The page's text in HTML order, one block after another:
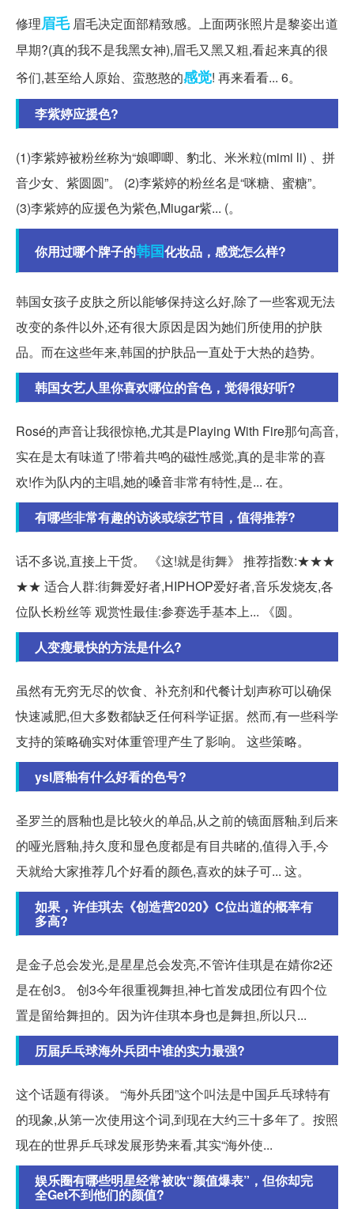
修理眉毛眉毛决定面部精致感。上面两张照片是黎姿出道
早期?(真的我不是我黑女神),眉毛又黑又粗,看起来真的很
爷们,甚至给人原始、蛮憨憨的感觉! 再来看看... 6。
李紫婷应援色?
(1)李紫婷被粉丝称为“娘唧唧、豹北、米米粒(mimi li) 、拼
音少女、紫圆圆”。 (2)李紫婷的粉丝名是“咪糖、蜜糖”。
(3)李紫婷的应援色为紫色,Miugar紫... (。
你用过哪个牌子的韩国化妆品，感觉怎么样?
韩国女孩子皮肤之所以能够保持这么好,除了一些客观无法
改变的条件以外,还有很大原因是因为她们所使用的护肤
品。而在这些年来,韩国的护肤品一直处于大热的趋势。
韩国女艺人里你喜欢哪位的音色，觉得很好听?
Rosé的声音让我很惊艳,尤其是Playing With Fire那句高音,
实在是太有味道了!带着共鸣的磁性感觉,真的是非常的喜
欢!作为队内的主唱,她的嗓音非常有特性,是... 在。
有哪些非常有趣的访谈或综艺节目，值得推荐?
话不多说,直接上干货。 《这!就是街舞》 推荐指数:★★★
★★ 适合人群:街舞爱好者,HIPHOP爱好者,音乐发烧友,各
位队长粉丝等 观赏性最佳:参赛选手基本上... 《圆。
人变瘦最快的方法是什么?
虽然有无穷无尽的饮食、补充剂和代餐计划声称可以确保
快速减肥,但大多数都缺乏任何科学证据。然而,有一些科学
支持的策略确实对体重管理产生了影响。 这些策略。
ysl唇釉有什么好看的色号?
圣罗兰的唇釉也是比较火的单品,从之前的镜面唇釉,到后来
的哑光唇釉,持久度和显色度都是有目共睹的,值得入手,今
天就给大家推荐几个好看的颜色,喜欢的妹子可... 这。
如果，许佳琪去《创造营2020》C位出道的概率有
多高?
是金子总会发光,是星星总会发亮,不管许佳琪是在婧你2还
是在创3。 创3今年很重视舞担,神七首发成团位有四个位
置是留给舞担的。因为许佳琪本身也是舞担,所以只...
历届乒乓球海外兵团中谁的实力最强?
这个话题有得谈。 “海外兵团”这个叫法是中国乒乓球特有
的现象,从第一次使用这个词,到现在大约三十多年了。按照
现在的世界乒乓球发展形势来看,其实“海外使...
娱乐圈有哪些明星经常被吹“颜值爆表”，但你却完
全Get不到他们的颜值?